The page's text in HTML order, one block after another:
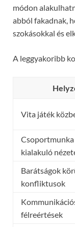
módon
abból fakadnak,
szokásokkal és
A leggyakoribb
Vita játék
Csoportmunka
kialakuló
Barátságok
konfliktusok
félreértések